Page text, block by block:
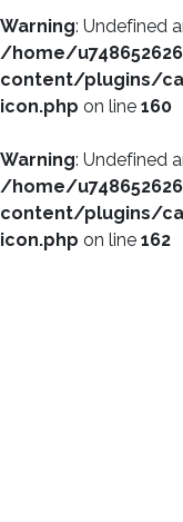
Warning: Undefined
/home/
content/plugins/
icon.php on line 160
Warning: Undefined
/home/
content/plugins/
icon.php on line 162